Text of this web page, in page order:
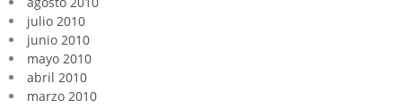
julio 2010
junio 2010
mayo 2010
abril 2010
marzo 2010